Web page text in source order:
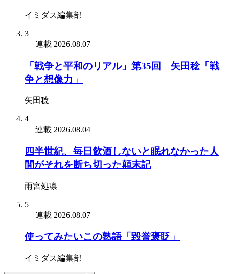
イミダス編集部
3
連載 2026.08.07
「戦争と平和のリアル」第35回 矢田稔「戦
争と想像力」
矢田稔
4
連載 2026.08.04
四半世紀、毎日飲酒しないと眠れなかった人
間がそれを断ち切った顛末記
雨宮処凛
5
連載 2026.08.07
使ってみたいこの熟語「毀誉褒貶」
イミダス編集部